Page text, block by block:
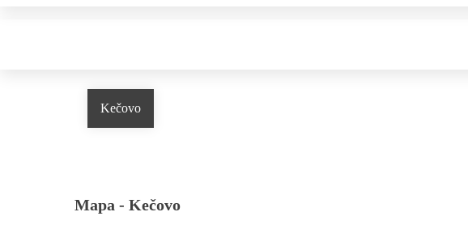
Kečovo
Mapa - Kečovo